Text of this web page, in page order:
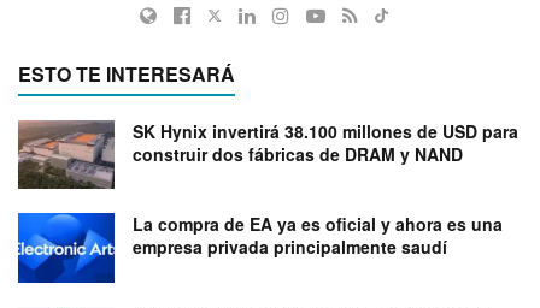
ESTO TE INTERESARÁ
SK Hynix invertirá 38.100 millones de USD para
construir dos fábricas de DRAM y NAND
La compra de EA ya es oficial y ahora es una
empresa privada principalmente saudí